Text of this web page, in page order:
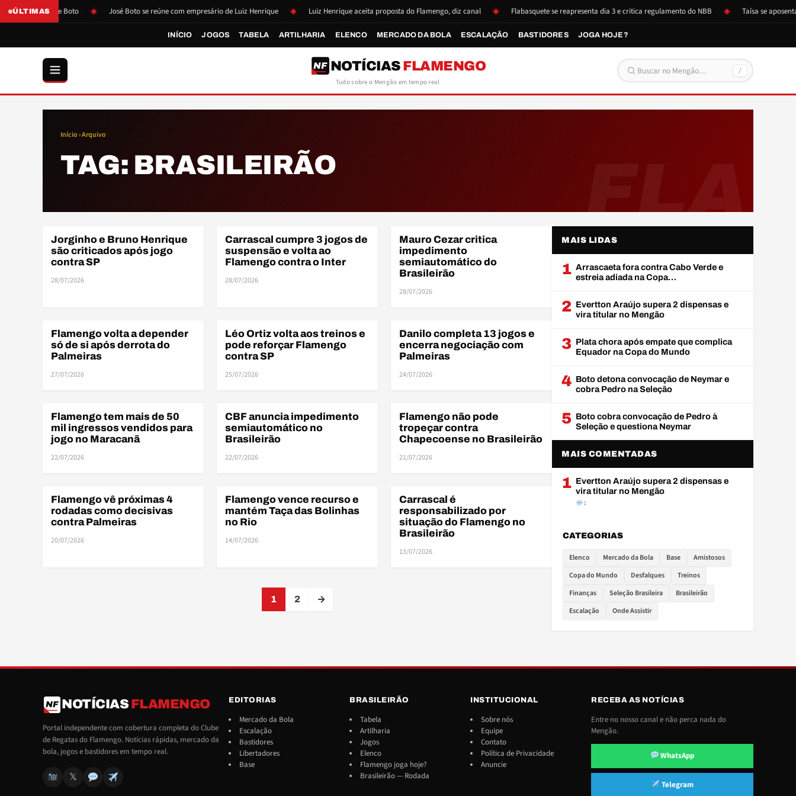
ÚLTIMAS
pressão de Boto José Boto se reúne com empresário de Luiz Henrique Luiz Henrique aceita proposta do Flamengo, diz canal Flabasquete se reapresenta dia 3 e critica regulamento do NBB Taísa se aposenta e
INÍCIO JOGOS TABELA ARTILHARIA ELENCO MERCADO DA BOLA ESCALAÇÃO BASTIDORES JOGA HOJE?
NF NOTÍCIAS FLAMENGO
Tudo sobre o Mengão em tempo real Buscar por: /
FLA
Início › Arquivo
TAG: BRASILEIRÃO
BRA
BRASILEIRÃO
Jorginho e Bruno Henrique
são criticados após jogo
contra SP
28/07/2026
BRASILEIRÃO
Carrascal cumpre 3 jogos de
suspensão e volta ao
Flamengo contra o Inter
28/07/2026
ARB
ARBITRAGEM
Mauro Cezar critica
impedimento
semiautomático do
Brasileirão
28/07/2026
BRASILEIRÃO
Flamengo volta a depender
só de si após derrota do
Palmeiras
27/07/2026
ELENCO
Léo Ortiz volta aos treinos e
pode reforçar Flamengo
contra SP
25/07/2026
BRASILEIRÃO
Danilo completa 13 jogos e
encerra negociação com
Palmeiras
24/07/2026
BRASILEIRÃO
Flamengo tem mais de 50
mil ingressos vendidos para
jogo no Maracanã
22/07/2026
ARBITRAGEM
CBF anuncia impedimento
semiautomático no
Brasileirão
22/07/2026
BRASILEIRÃO
Flamengo não pode
tropeçar contra
Chapecoense no Brasileirão
21/07/2026
BRASILEIRÃO
Flamengo vê próximas 4
rodadas como decisivas
contra Palmeiras
20/07/2026
ARBITRAGEM
Flamengo vence recurso e
mantém Taça das Bolinhas
no Rio
14/07/2026
BRA
BRASILEIRÃO
Carrascal é
responsabilizado por
situação do Flamengo no
Brasileirão
13/07/2026
1 2 →
MAIS LIDAS
1 Arrascaeta fora contra Cabo Verde e
estreia adiada na Copa…
2 Evertton Araújo supera 2 dispensas e
vira titular no Mengão
3 Plata chora após empate que complica
Equador na Copa do Mundo
4 Boto detona convocação de Neymar e
cobra Pedro na Seleção
5 Boto cobra convocação de Pedro à
Seleção e questiona Neymar
MAIS COMENTADAS
1 Evertton Araújo supera 2 dispensas e
vira titular no Mengão
1
CATEGORIAS
Elenco Mercado da Bola Base
Amistosos
Copa do Mundo
Desfalques
Treinos
Finanças
Seleção Brasileira
Brasileirão
Escalação
Onde Assistir
NF NOTÍCIAS FLAMENGO
Portal independente com cobertura completa do Clube
de Regatas do Flamengo. Notícias rápidas, mercado da
bola, jogos e bastidores em tempo real.
𝕏
EDITORIAS
Mercado da Bola
Escalação
Bastidores
Libertadores
Base
BRASILEIRÃO
Tabela
Artilharia
Jogos
Elenco
Flamengo joga hoje?
Brasileirão — Rodada
INSTITUCIONAL
Sobre nós
Equipe
Contato
Política de Privacidade
Anuncie
RECEBA AS NOTÍCIAS
Entre no nosso canal e não perca nada do
Mengão.
WhatsApp
Telegram